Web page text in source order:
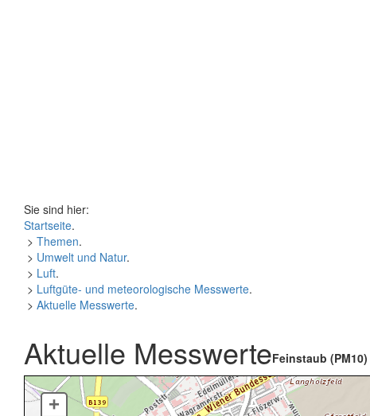
Sie sind hier:
Startseite.
> Themen.
> Umwelt und Natur.
> Luft.
> Luftgüte- und meteorologische Messwerte.
> Aktuelle Messwerte.
Aktuelle MesswerteFeinstaub (PM10)
+